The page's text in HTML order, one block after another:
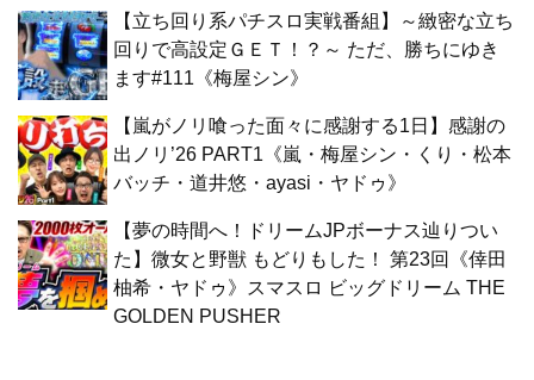
【立ち回り系パチスロ実戦番組】～緻密な立ち
回りで高設定ＧＥＴ！？～ ただ、勝ちにゆき
ます#111《梅屋シン》
【嵐がノリ喰った面々に感謝する1日】感謝の
出ノリ’26 PART1《嵐・梅屋シン・くり・松本
バッチ・道井悠・ayasi・ヤドゥ》
【夢の時間へ！ドリームJPボーナス辿りつい
た】微女と野獣 もどりもした！ 第23回《倖田
柚希・ヤドゥ》スマスロ ビッグドリーム THE
GOLDEN PUSHER